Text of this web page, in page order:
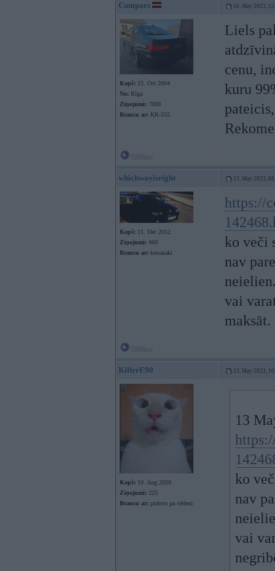
Cumpars 10. May 2023,
Kopš: 25. Oct 2004
No: Rīga
Ziņojumi: 7000
Braucu ar: KK-555
Liels
cenu,
kuru
whichwayisright 13. May 2023,
Kopš: 11. Dec 2012
Ziņojumi: 460
Braucu ar: kawasaki
https://
ko veči
nav
vai
maksāt.
KillerE90 13. May 2023,
Kopš: 10. Aug 2020
Ziņojumi: 225
Braucu ar: pirkstu pa vēderu
13
ko
nav
vai